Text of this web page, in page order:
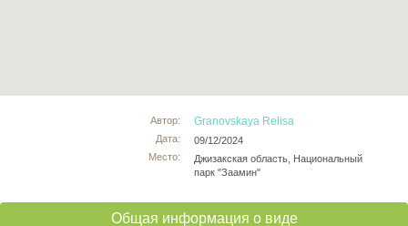
Автор:
Дата:
Место:
Granovskaya Relisa
09/12/2024
Джизакская область, Национальный
парк "Заамин"
Общая информация о виде